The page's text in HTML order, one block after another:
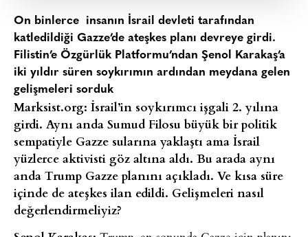
On binlerce insanın İsrail devleti tarafından
katledildiği Gazze’de ateşkes planı devreye girdi.
Filistin’e Özgürlük Platformu’ndan Şenol Karakaş’a
iki yıldır süren soykırımın ardından meydana gelen
gelişmeleri sorduk
Marksist.org: İsrail’in soykırımcı işgali 2. yılına
girdi. Aynı anda Sumud Filosu büyük bir politik
sempatiyle Gazze sularına yaklaştı ama İsrail
yüzlerce aktivisti göz altına aldı. Bu arada aynı
anda Trump Gazze planını açıkladı. Ve kısa süre
içinde de ateşkes ilan edildi. Gelişmeleri nasıl
değerlendirmeliyiz?